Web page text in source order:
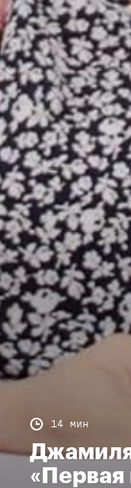
14 мин
«Первая